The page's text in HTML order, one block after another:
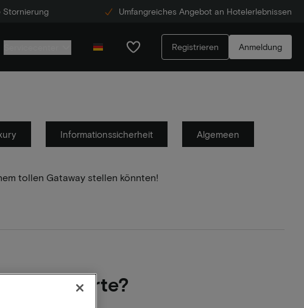
Stornierung Umfangreiches Angebot an Hotelerlebnissen
Registrieren Anmeldung
Informationssicherheit Algemeen
tollen Gataway stellen könnten!